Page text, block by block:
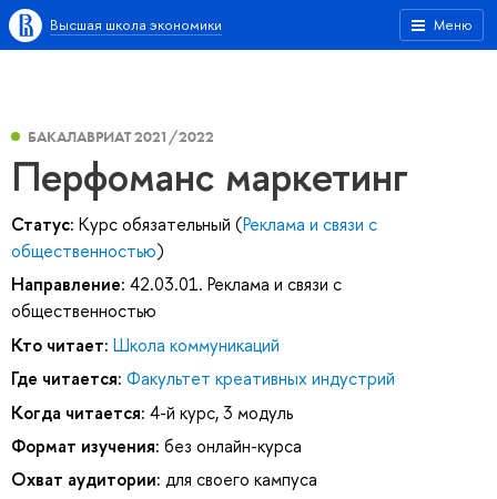
Меню
Высшая школа экономики
БАКАЛАВРИАТ 2021/2022
Перфоманс маркетинг
Статус: Курс обязательный (Реклама и связи с
общественностью)
Направление: 42.03.01. Реклама и связи с
общественностью
Кто читает: Школа коммуникаций
Где читается: Факультет креативных индустрий
Когда читается: 4-й курс, 3 модуль
Формат изучения: без онлайн-курса
Охват аудитории: для своего кампуса